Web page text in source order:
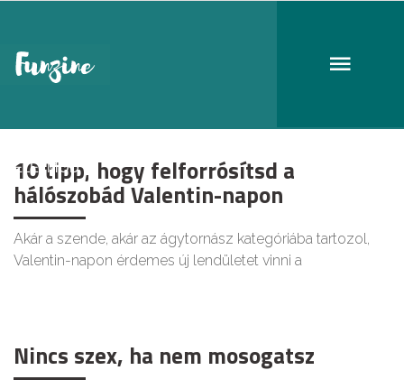
ÉLETMÓD
10 tipp, hogy felforrósítsd a
hálószobád Valentin-napon
Akár a szende, akár az ágytornász kategóriába tartozol,
Valentin-napon érdemes új lendületet vinni a
Nincs szex, ha nem mosogatsz